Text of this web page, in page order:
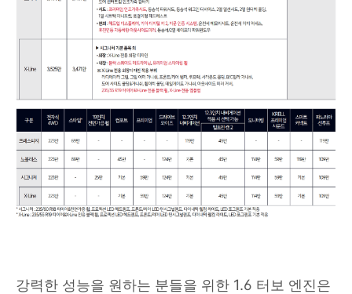
강력한 성능을 원하는 분들을 위한 1.6 터보 엔진은